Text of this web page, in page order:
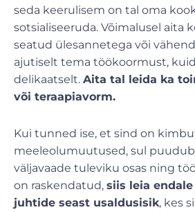
seda keerulisem on tal oma
sotsialiseeruda. Võimalusel aita
seatud ülesannetega või
ajutiselt tema töökoormust,
delikaatselt. Aita tal leida ka
või teraapiavorm.
Kui tunned ise, et sind on
meeleolumuutused, sul
väljavaade tuleviku osas ning
on raskendatud, siis leia
juhtide seast usaldusisik, kes